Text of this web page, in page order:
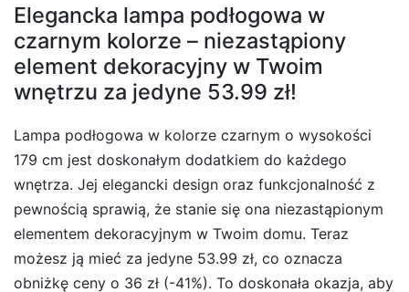
Elegancka lampa podłogowa w
czarnym kolorze – niezastąpiony
element dekoracyjny w Twoim
wnętrzu za jedyne 53.99 zł!
Lampa podłogowa w kolorze czarnym o wysokości
179 cm jest doskonałym dodatkiem do każdego
wnętrza. Jej elegancki design oraz funkcjonalność z
pewnością sprawią, że stanie się ona niezastąpionym
elementem dekoracyjnym w Twoim domu. Teraz
możesz ją mieć za jedyne 53.99 zł, co oznacza
obniżkę ceny o 36 zł (-41%). To doskonała okazja, aby